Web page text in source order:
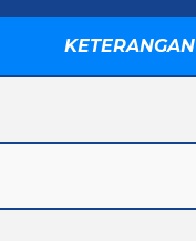
KETERANGAN